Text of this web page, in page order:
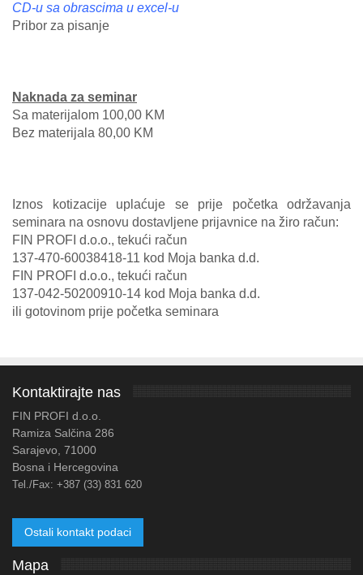
CD-u sa obrascima u excel-u
Pribor za pisanje
Naknada za seminar
Sa materijalom 100,00 KM
Bez materijala 80,00 KM
Iznos kotizacije uplaćuje se prije početka održavanja
seminara na osnovu dostavljene prijavnice na žiro račun:
FIN PROFI d.o.o., tekući račun
137-470-60038418-11 kod Moja banka d.d.
FIN PROFI d.o.o., tekući račun
137-042-50200910-14 kod Moja banka d.d.
ili gotovinom prije početka seminara
Kontaktirajte nas
FIN PROFI d.o.o.
Ramiza Salčina 286
Sarajevo, 71000
Bosna i Hercegovina
Tel./Fax: +387 (33) 831 620
Ostali kontakt podaci
Mapa